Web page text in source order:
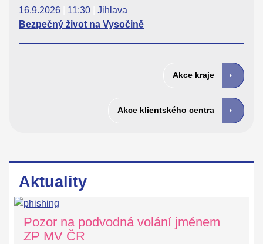
16.9.2026
11:30
Jihlava
Bezpečný život na Vysočině
Akce kraje
Akce klientského centra
Aktuality
Pozor na podvodná volání jménem
ZP MV ČR